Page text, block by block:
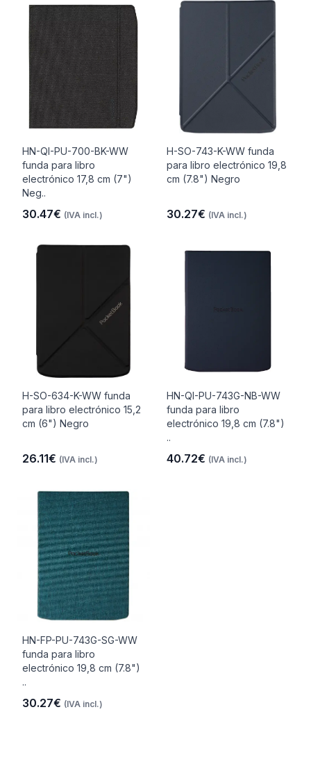
HN-QI-PU-700-BK-WW
funda para libro
electrónico 17,8 cm (7")
Neg..
30.47€ (IVA incl.)
H-SO-743-K-WW funda
para libro electrónico 19,8
cm (7.8") Negro
30.27€ (IVA incl.)
H-SO-634-K-WW funda
para libro electrónico 15,2
cm (6") Negro
26.11€ (IVA incl.)
HN-QI-PU-743G-NB-WW
funda para libro
electrónico 19,8 cm (7.8")
..
40.72€ (IVA incl.)
HN-FP-PU-743G-SG-WW
funda para libro
electrónico 19,8 cm (7.8")
..
30.27€ (IVA incl.)